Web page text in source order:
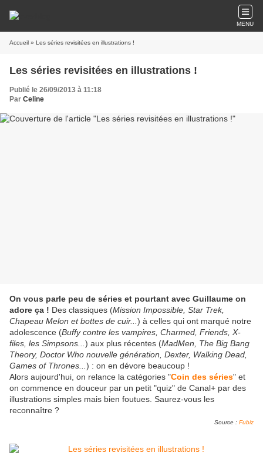
MENU
Accueil » Les séries revisitées en illustrations !
Les séries revisitées en illustrations !
Publié le 26/09/2013 à 11:18
Par Celine
On vous parle peu de séries et pourtant avec Guillaume on
adore ça ! Des classiques (Mission Impossible, Star Trek,
Chapeau Melon et bottes de cuir... ) à celles qui ont marqué notre
adolescence (Buffy contre les vampires, Charmed, Friends, X-
files, les Simpsons... ) aux plus récentes (MadMen, The Big Bang
Theory, Doctor Who nouvelle génération, Dexter, Walking Dead,
Games of Thrones... ) : on en dévore beaucoup !
Alors aujourd'hui, on relance la catégories "Coin des séries" et
on commence en douceur par un petit "quiz" de Canal+ par des
illustrations simples mais bien foutues. Saurez-vous les
reconnaître ?
Source : Fubiz